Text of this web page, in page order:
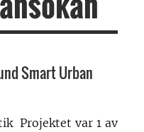
Smart Urban
Projektet var 1 av